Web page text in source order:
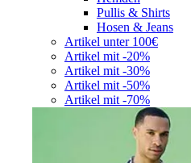
Pullis & Shirts
Hosen & Jeans
Artikel unter 100€
Artikel mit -20%
Artikel mit -30%
Artikel mit -50%
Artikel mit -70%